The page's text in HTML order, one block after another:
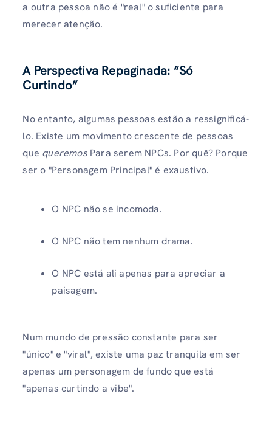
a outra pessoa não é "real" o suficiente para
merecer atenção.
A Perspectiva Repaginada: “Só
Curtindo”
No entanto, algumas pessoas estão a ressignificá-
lo. Existe um movimento crescente de pessoas
que queremosPara serem NPCs. Por quê? Porque
ser o "Personagem Principal" é exaustivo.
O NPC não se incomoda.
O NPC não tem nenhum drama.
O NPC está ali apenas para apreciar a
paisagem.
Num mundo de pressão constante para ser
"único" e "viral", existe uma paz tranquila em ser
apenas um personagem de fundo que está
"apenas curtindo a vibe".